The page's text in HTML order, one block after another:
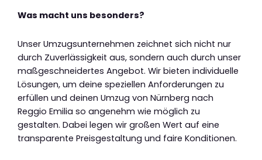
Was macht uns besonders?
Unser Umzugsunternehmen zeichnet sich nicht nur
durch Zuverlässigkeit aus, sondern auch durch unser
maßgeschneidertes Angebot. Wir bieten individuelle
Lösungen, um deine speziellen Anforderungen zu
erfüllen und deinen Umzug von Nürnberg nach
Reggio Emilia so angenehm wie möglich zu
gestalten. Dabei legen wir großen Wert auf eine
transparente Preisgestaltung und faire Konditionen.